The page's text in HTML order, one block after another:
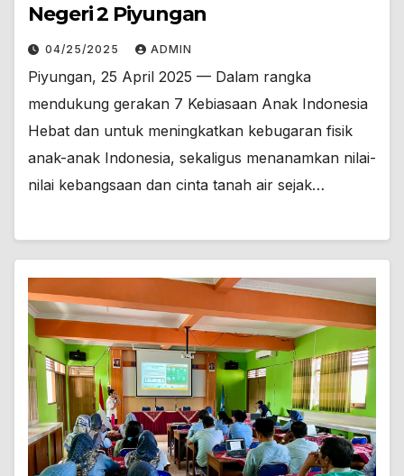
Negeri 2 Piyungan
04/25/2025 ADMIN
Piyungan, 25 April 2025 — Dalam rangka
mendukung gerakan 7 Kebiasaan Anak Indonesia
Hebat dan untuk meningkatkan kebugaran fisik
anak-anak Indonesia, sekaligus menanamkan nilai-
nilai kebangsaan dan cinta tanah air sejak…